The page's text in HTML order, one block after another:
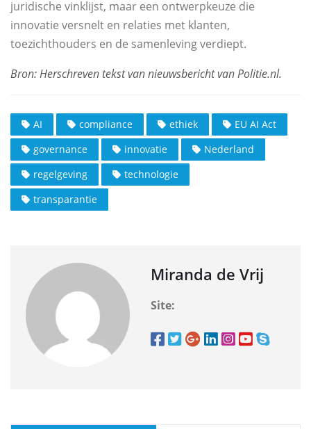
juridische vinklijst, maar een ontwerpkeuze die
innovatie versnelt en relaties met klanten,
toezichthouders en de samenleving verdiept.
AI compliance ethiek
EU AI Act
governance
innovatie
Nederland
regelgeving
technologie
transparantie
Miranda de Vrij
Site: